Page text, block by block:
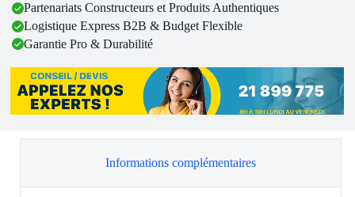
Partenariats Constructeurs et Produits Authentiques
Logistique Express B2B & Budget Flexible
Garantie Pro & Durabilité
Informations complémentaires